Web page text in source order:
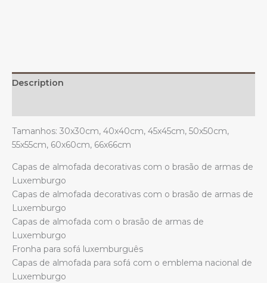
ou
Description
Tamanhos: 30x30cm, 40x40cm, 45x45cm, 50x50cm,
55x55cm, 60x60cm, 66x66cm
Capas de almofada decorativas com o brasão de armas de
Luxemburgo
Capas de almofada decorativas com o brasão de armas de
Luxemburgo
Capas de almofada com o brasão de armas de
Luxemburgo
Fronha para sofá luxemburguês
Capas de almofada para sofá com o emblema nacional de
Luxemburgo